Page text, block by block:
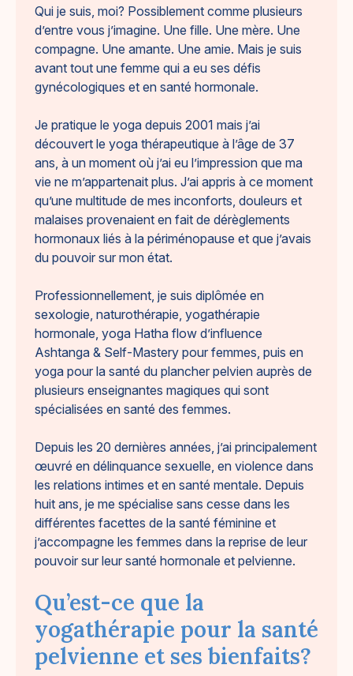
Qui je suis, moi? Possiblement comme plusieurs
d’entre vous j’imagine. Une fille. Une mère. Une
compagne. Une amante. Une amie. Mais je suis
avant tout une femme qui a eu ses défis
gynécologiques et en santé hormonale.
Je pratique le yoga depuis 2001 mais j’ai
découvert le yoga thérapeutique à l’âge de 37
ans, à un moment où j’ai eu l’impression que ma
vie ne m’appartenait plus. J’ai appris à ce moment
qu’une multitude de mes inconforts, douleurs et
malaises provenaient en fait de dérèglements
hormonaux liés à la périménopause et que j’avais
du pouvoir sur mon état.
Professionnellement, je suis diplômée en
sexologie, naturothérapie, yogathérapie
hormonale, yoga Hatha flow d’influence
Ashtanga & Self-Mastery pour femmes, puis en
yoga pour la santé du plancher pelvien auprès de
plusieurs enseignantes magiques qui sont
spécialisées en santé des femmes.
Depuis les 20 dernières années, j’ai principalement
œuvré en délinquance sexuelle, en violence dans
les relations intimes et en santé mentale. Depuis
huit ans, je me spécialise sans cesse dans les
différentes facettes de la santé féminine et
j’accompagne les femmes dans la reprise de leur
pouvoir sur leur santé hormonale et pelvienne.
Qu’est-ce que la
yogathérapie pour la santé
pelvienne et ses bienfaits?